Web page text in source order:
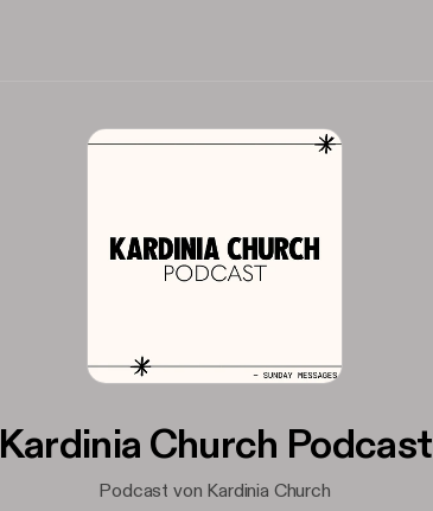
Kardinia Church Podcast
Podcast von Kardinia Church